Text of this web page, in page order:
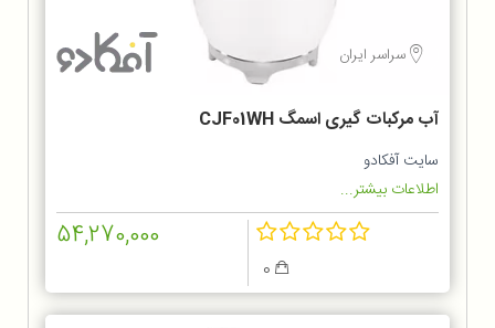
سراسر ایران
آب مرکبات گیری اسمگ CJF01WH
سایت آفکادو
اطلاعات بیشتر...
54,270,000